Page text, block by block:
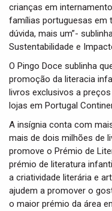
crianças em
famílias portuguesas em
dúvida, mais um”-
Sustentabilidade e
O Pingo Doce sublinha
promoção da literacia
livros exclusivos a
lojas em Portugal
A insígnia conta com
mais de dois milhões de
promove o Prémio de
prémio de literatura
a criatividade literária e
ajudem a promover o
o maior prémio da área